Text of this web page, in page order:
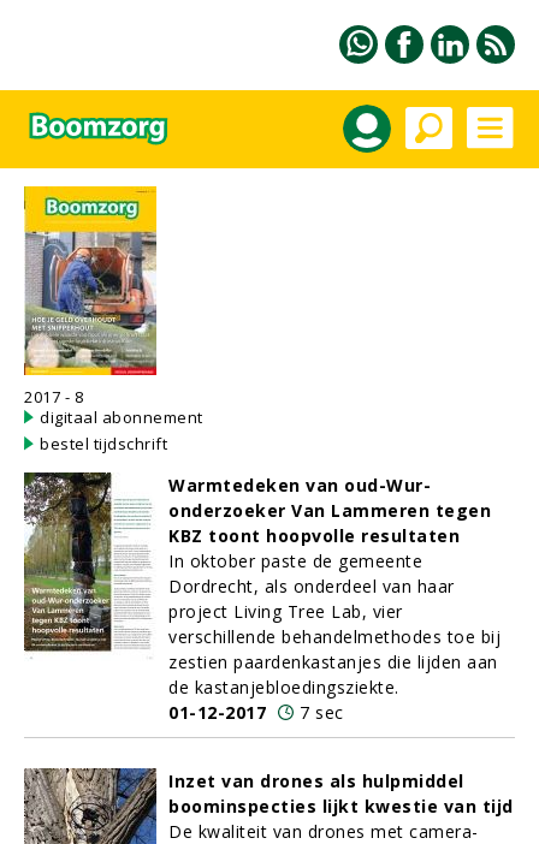
2017 - 8
digitaal abonnement
bestel tijdschrift
Warmtedeken van oud-Wur-
onderzoeker Van Lammeren tegen
KBZ toont hoopvolle resultaten
In oktober paste de gemeente
Dordrecht, als onderdeel van haar
project Living Tree Lab, vier
verschillende behandelmethodes toe bij
zestien paardenkastanjes die lijden aan
de kastanjebloedingsziekte.
01-12-2017
7 sec
Inzet van drones als hulpmiddel
boominspecties lijkt kwestie van tijd
De kwaliteit van drones met camera-